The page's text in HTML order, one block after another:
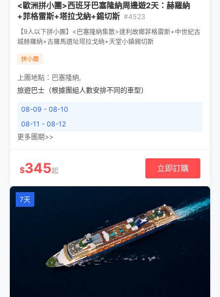
<歐洲拼小團>西班牙巴塞隆納周邊遊2天：赫羅納
+菲格雷斯+塔拉戈納+錫切斯 #4523
【9人以下拼小團】<巴塞隆納集散>達利故鄉菲格雷斯+中世紀古
城赫羅納+古羅馬遺址塔拉戈納+天堂小鎮錫切斯
拼小團
上團地點： 巴塞隆納,
旅遊巴士（根據團組人數安排不同的車型）
08-09 - 08-10
08-11 - 08-12
更多團期>>
$345起 立即訂購
7天